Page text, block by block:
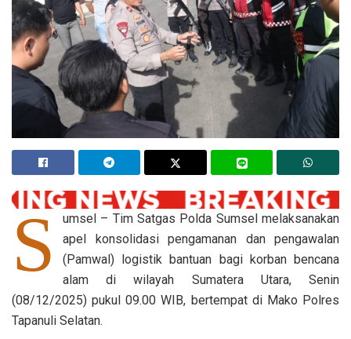
S
umsel – Tim Satgas Polda Sumsel melaksanakan
apel konsolidasi pengamanan dan pengawalan
(Pamwal) logistik bantuan bagi korban bencana
alam di wilayah Sumatera Utara, Senin
(08/12/2025) pukul 09.00 WIB, bertempat di Mako Polres
Tapanuli Selatan.